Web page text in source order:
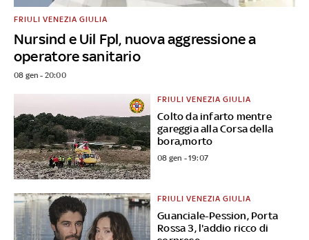
Nursind e Uil Fpl, nuova aggressione a
operatore sanitario
FRIULI VENEZIA GIULIA
08 gen - 20:00
Colto da infarto mentre
gareggia alla Corsa della
bora,morto
FRIULI VENEZIA GIULIA
08 gen - 19:07
Guanciale-Pession, Porta
Rossa 3, l'addio ricco di
FRIULI VENEZIA GIULIA